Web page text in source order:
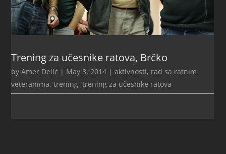
Trening za učesnike ratova, Brčko
byAmer Delić | May 8, 2014 |aktivnosti, rad sa ratnim
veteranima,trening,trening za učesnike ratova